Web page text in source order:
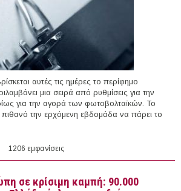
αυτές τις ημέρες το περίφημο
μια σειρά από ρυθμίσεις για την
για την αγορά των φωτοβολταϊκών. Το
πιθανό την ερχόμενη εβδομάδα να πάρει το
Ερχεται έκτακτη εισφορά και στα φωτοβολταικά
1206 εμφανίσεις
σε κρίσιμη καμπή: 90.000